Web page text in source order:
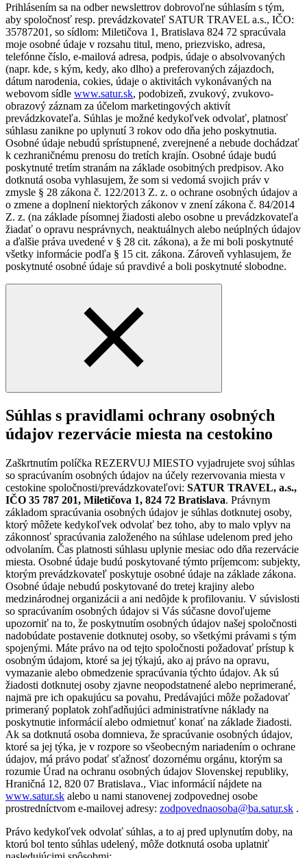
Prihlásením sa na odber newslettrov dobrovoľne súhlasím s tým,
aby spoločnosť resp. prevádzkovateľ SATUR TRAVEL a.s., IČO:
35787201, so sídlom: Miletičova 1, Bratislava 824 72 spracúvala
moje osobné údaje v rozsahu titul, meno, priezvisko, adresa,
telefónne číslo, e-mailová adresa, podpis, údaje o absolvovaných
(napr. kde, s kým, kedy, ako dlho) a preferovaných zájazdoch,
dátum narodenia, cokies, údaje o aktivitách vykonávaných na
webovom sídle www.satur.sk, podobizeň, zvukový, zvukovo-
obrazový záznam za účelom marketingových aktivít
prevádzkovateľa. Súhlas je možné kedykoľvek odvolať, platnosť
súhlasu zanikne po uplynutí 3 rokov odo dňa jeho poskytnutia.
Osobné údaje nebudú sprístupnené, zverejnené a nebude dochádzať
k cezhraničnému prenosu do tretích krajín. Osobné údaje budú
poskytnuté tretím stranám na základe osobitných predpisov. Ako
dotknutá osoba vyhlasujem, že som si vedomá svojich práv v
zmysle § 28 zákona č. 122/2013 Z. z. o ochrane osobných údajov a
o zmene a doplnení niektorých zákonov v znení zákona č. 84/2014
Z. z. (na základe písomnej žiadosti alebo osobne u prevádzkovateľa
žiadať o opravu nesprávnych, neaktuálnych alebo neúplných údajov
a ďalšie práva uvedené v § 28 cit. zákona), a že mi boli poskytnuté
všetky informácie podľa § 15 cit. zákona. Zároveň vyhlasujem, že
poskytnuté osobné údaje sú pravdivé a boli poskytnuté slobodne.
Súhlas s pravidlami ochrany osobných
údajov rezervácie miesta na cestokino
Zaškrtnutím políčka REZERVUJ MIESTO vyjadrujete svoj súhlas
so spracúvaním osobných údajov na účely rezervovania miesta v
cestokine spoločnosti/prevádzkovateľovi: SATUR TRAVEL, a.s.,
IČO 35 787 201, Miletičova 1, 824 72 Bratislava. Právnym
základom spracúvania osobných údajov je súhlas dotknutej osoby,
ktorý môžete kedykoľvek odvolať bez toho, aby to malo vplyv na
zákonnosť spracúvania založeného na súhlase udelenom pred jeho
odvolaním. Čas platnosti súhlasu uplynie mesiac odo dňa rezervácie
miesta. Osobné údaje budú poskytované týmto príjemcom: subjekty,
ktorým prevádzkovateľ poskytuje osobné údaje na základe zákona.
Osobné údaje nebudú poskytované do tretej krajiny alebo
medzinárodnej organizácii a ani nedôjde k profilovaniu. V súvislosti
so spracúvaním osobných údajov si Vás súčasne dovoľujeme
upozorniť na to, že poskytnutím osobných údajov našej spoločnosti
nadobúdate postavenie dotknutej osoby, so všetkými právami s tým
spojenými. Máte právo na od tejto spoločnosti požadovať prístup k
osobným údajom, ktoré sa jej týkajú, ako aj právo na opravu,
vymazanie alebo obmedzenie spracúvania týchto údajov. Ak sú
žiadosti dotknutej osoby zjavne neopodstatnené alebo neprimerané,
najmä pre ich opakujúcu sa povahu, Predávajúci môže požadovať
primeraný poplatok zohľadňujúci administratívne náklady na
poskytnutie informácií alebo odmietnuť konať na základe žiadosti.
Ak sa dotknutá osoba domnieva, že spracúvanie osobných údajov,
ktoré sa jej týka, je v rozpore so všeobecným nariadením o ochrane
údajov, má právo podať sťažnosť dozornému orgánu, ktorým sa
rozumie Úrad na ochranu osobných údajov Slovenskej republiky,
Hraničná 12, 820 07 Bratislava., Viac informácií nájdete na
www.satur.sk alebo u nami stanovenej zodpovednej osobe
prostredníctvom e-mailovej adresy: zodpovednaosoba@ba.satur.sk .
Právo kedykoľvek odvolať súhlas, a to aj pred uplynutím doby, na
ktorú bol tento súhlas udelený, môže dotknutá osoba uplatniť